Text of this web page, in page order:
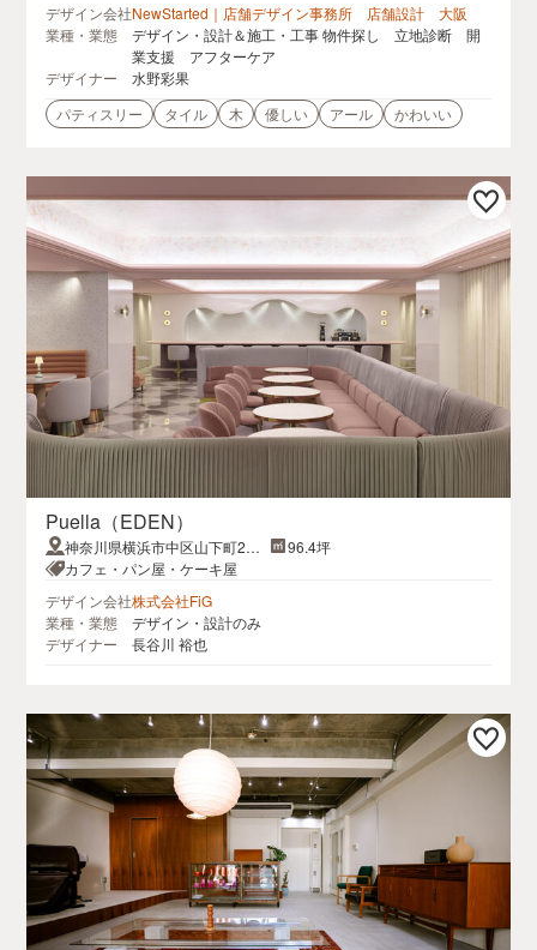
デザイン会社NewStarted｜店舗デザイン事務所 店舗設計 大阪
業種・業態
デザイン・設計＆施工・工事 物件探し 立地診断 開
業支援 アフターケア
デザイナー
水野彩果
パティスリー
タイル 木 優しい アール かわいい
Puella（EDEN）
神奈川県横浜市中区山下町27
プロシード山下公園ザ・タワー
96.4坪
カフェ・パン屋・ケーキ屋
デザイン会社株式会社FiG
業種・業態
デザイン・設計のみ
デザイナー
長谷川 裕也